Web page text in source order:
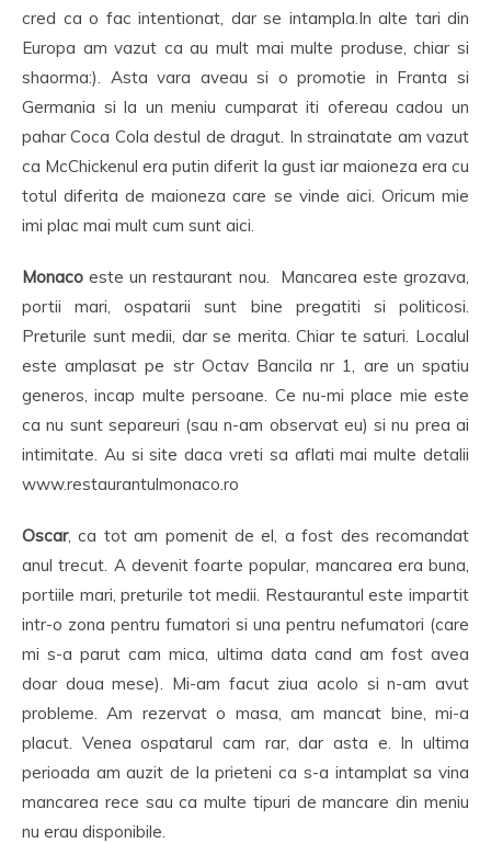
cred ca o fac intentionat, dar se intampla.In alte tari din
Europa am vazut ca au mult mai multe produse, chiar si
shaorma:). Asta vara aveau si o promotie in Franta si
Germania si la un meniu cumparat iti ofereau cadou un
pahar Coca Cola destul de dragut. In strainatate am vazut
ca McChickenul era putin diferit la gust iar maioneza era cu
totul diferita de maioneza care se vinde aici. Oricum mie
imi plac mai mult cum sunt aici.
Monaco este un restaurant nou. Mancarea este grozava,
portii mari, ospatarii sunt bine pregatiti si politicosi.
Preturile sunt medii, dar se merita. Chiar te saturi. Localul
este amplasat pe str Octav Bancila nr 1, are un spatiu
generos, incap multe persoane. Ce nu-mi place mie este
ca nu sunt separeuri (sau n-am observat eu) si nu prea ai
intimitate. Au si site daca vreti sa aflati mai multe detalii
www.restaurantulmonaco.ro
Oscar, ca tot am pomenit de el, a fost des recomandat
anul trecut. A devenit foarte popular, mancarea era buna,
portiile mari, preturile tot medii. Restaurantul este impartit
intr-o zona pentru fumatori si una pentru nefumatori (care
mi s-a parut cam mica, ultima data cand am fost avea
doar doua mese). Mi-am facut ziua acolo si n-am avut
probleme. Am rezervat o masa, am mancat bine, mi-a
placut. Venea ospatarul cam rar, dar asta e. In ultima
perioada am auzit de la prieteni ca s-a intamplat sa vina
mancarea rece sau ca multe tipuri de mancare din meniu
nu erau disponibile.